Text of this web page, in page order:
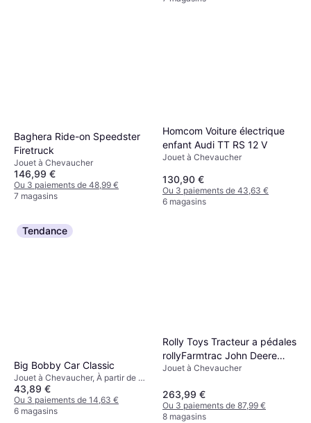
Baghera Ride-on Speedster
Firetruck
Jouet à Chevaucher
146,99 €
Ou 3 paiements de 48,99 €
7 magasins
Homcom Voiture électrique
enfant Audi TT RS 12 V
Jouet à Chevaucher
130,90 €
Ou 3 paiements de 43,63 €
6 magasins
Tendance
Big Bobby Car Classic
Jouet à Chevaucher, À partir de 1
ans
43,89 €
Ou 3 paiements de 14,63 €
6 magasins
Rolly Toys Tracteur a pédales
rollyFarmtrac John Deere
6210R
Jouet à Chevaucher
263,99 €
Ou 3 paiements de 87,99 €
8 magasins